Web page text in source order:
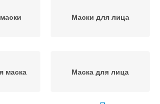
Маски для лица
маска Маска для лица